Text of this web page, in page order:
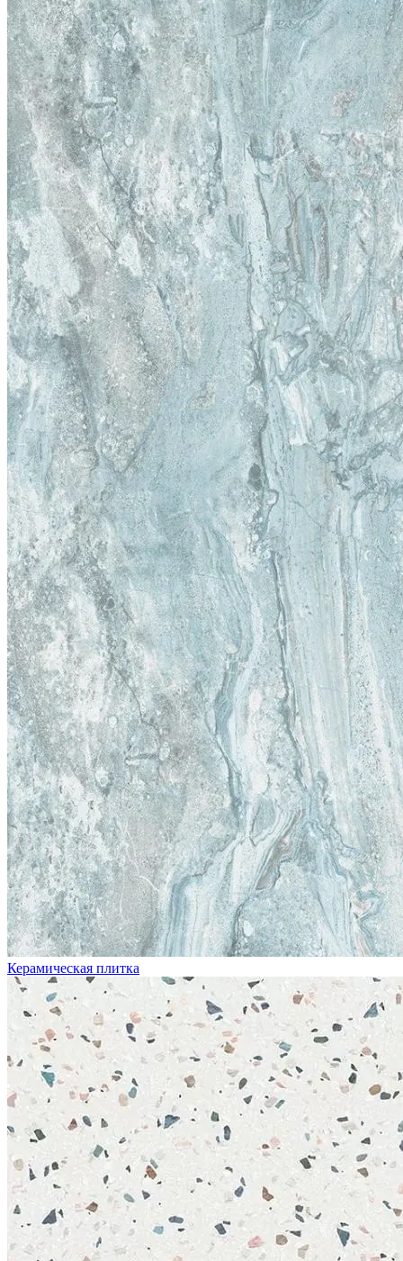
Керамическая плитка